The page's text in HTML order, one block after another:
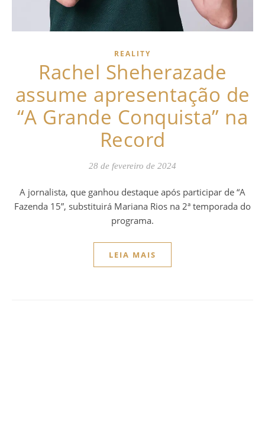
REALITY
Rachel Sheherazade
assume apresentação de
“A Grande Conquista” na
Record
28 de fevereiro de 2024
A jornalista, que ganhou destaque após participar de “A
Fazenda 15”, substituirá Mariana Rios na 2ª temporada do
programa.
LEIA MAIS